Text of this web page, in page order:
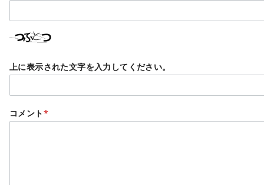
上に表示された文字を入力してください。
コメント*